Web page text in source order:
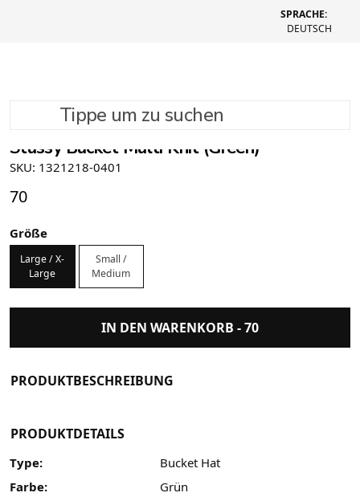
SPRACHE:
DEUTSCH
Tippe um zu suchen
Stüssy Bucket Multi Knit (Green)
SKU: 1321218-0401
70
Größe
Large / X-
Large
Small /
Medium
IN DEN WARENKORB -70
PRODUKTBESCHREIBUNG
PRODUKTDETAILS
Type:
Bucket Hat
Farbe:
Grün